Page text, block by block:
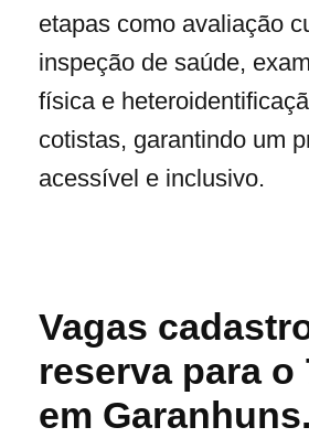
etapas como avaliação
inspeção de saúde,
física e
cotistas, garantindo um
acessível e inclusivo.
Vagas
reserva para o
em Garanhuns.